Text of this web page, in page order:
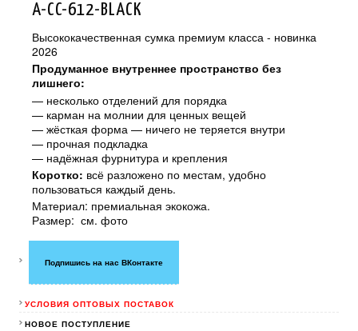
A-CC-612-BLACK
Высококачественная сумка премиум класса - новинка
2026
Продуманное внутреннее пространство без
лишнего:
— несколько отделений для порядка
— карман на молнии для ценных вещей
— жёсткая форма — ничего не теряется внутри
— прочная подкладка
— надёжная фурнитура и крепления
Коротко: всё разложено по местам, удобно
пользоваться каждый день.
Материал: премиальная экокожа.
Размер: см. фото
Подпишись на нас ВКонтакте
УСЛОВИЯ ОПТОВЫХ ПОСТАВОК
НОВОЕ ПОСТУПЛЕНИЕ